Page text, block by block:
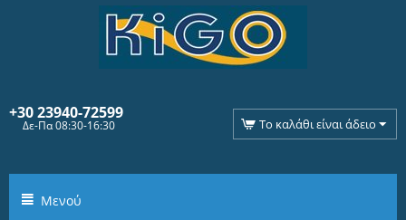
+30 23940-72599
Δε-Πα 08:30-16:30 Το καλάθι είναι άδειο
Μενού